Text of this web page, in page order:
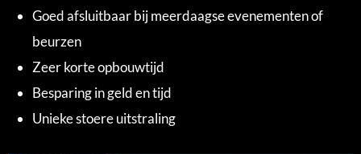
Goed afsluitbaar bij meerdaagse evenementen of
beurzen
Zeer korte opbouwtijd
Besparing in geld en tijd
Unieke stoere uitstraling